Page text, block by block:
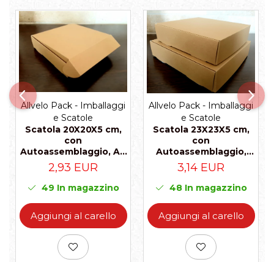
Allvelo Pack - Imballaggi
e Scatole
Scatola 20X20X5 cm,
con
Autoassemblaggio, A1-
Naturale, Set 5 Pz
2,93 EUR
49 In magazzino
Aggiungi al carello
Allvelo Pack - Imballaggi
e Scatole
Scatola 23X23X5 cm,
con
Autoassemblaggio,
A2- Naturale, Set 5 Pz
3,14 EUR
48In magazzino
Aggiungi al carello